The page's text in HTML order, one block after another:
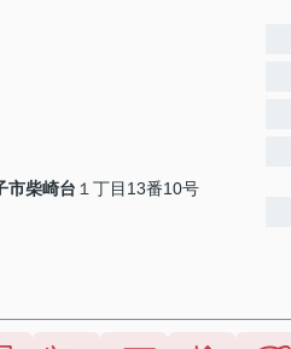
市柴崎台 １丁目13番10号